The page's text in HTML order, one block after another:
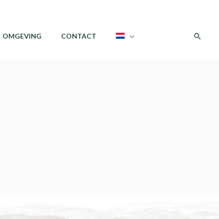
OMGEVING CONTACT